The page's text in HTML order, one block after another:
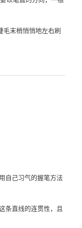
毛末梢悄悄地左右刷
自己习气的握笔方法
条直线的连贯性，且